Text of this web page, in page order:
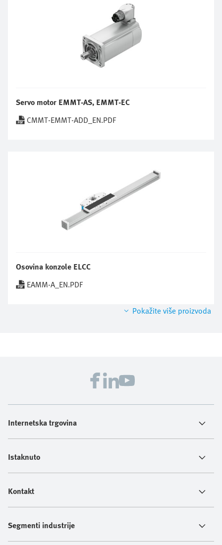
Servo motor EMMT-AS, EMMT-EC
CMMT-EMMT-ADD_EN.PDF
Osovina konzole ELCC
EAMM-A_EN.PDF
Pokažite više proizvoda
Internetska trgovina
Istaknuto
Kontakt
Segmenti industrije